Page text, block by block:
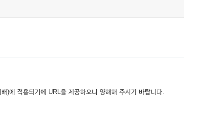
)에 적용되기에 URL을 제공하오니 양해해 주시기 바랍니다.